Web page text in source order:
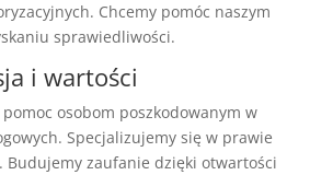
Chcemy pomóc naszym
sprawiedliwości.
i wartości
osobom poszkodowanym w
Specjalizujemy się w prawie
Budujemy zaufanie dzięki otwartości